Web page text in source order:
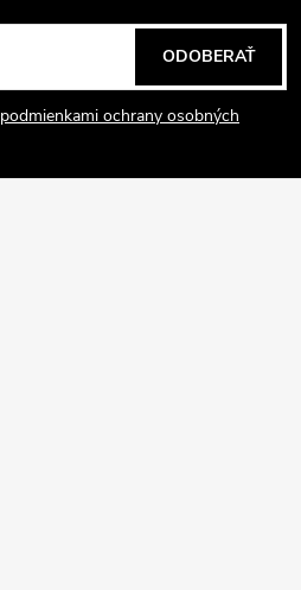
podmienkami ochrany osobných
ODOBERAŤ